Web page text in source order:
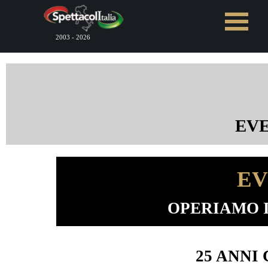
Vai ai contenuti
2003 - 2026
OPERIAMO
25 ANNI